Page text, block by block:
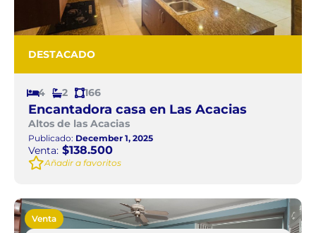
DESTACADO
4 2 166
Encantadora casa en Las Acacias
Altos de las Acacias
Publicado: December 1, 2025
Venta: $138.500
Añadir a favoritos
Venta